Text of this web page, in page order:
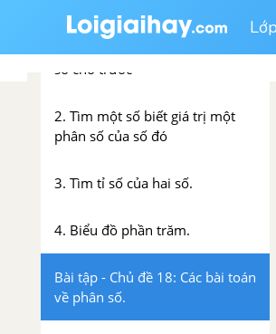
số cho trước
2. Tìm một số biết giá trị một
phân số của số đó
3. Tìm tỉ số của hai số.
4. Biểu đồ phần trăm.
Bài tập - Chủ đề 18: Các bài toán
về phân số.